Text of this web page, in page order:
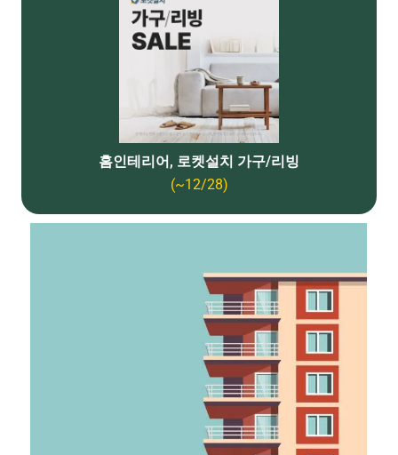
홈인테리어, 로켓설치 가구/리빙
(~12/28)